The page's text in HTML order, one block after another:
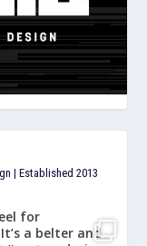
| Established 2013